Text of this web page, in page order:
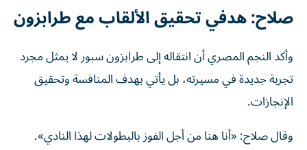
صلاح: هدفي تحقيق الألقاب مع طرابزون
وأكد النجم المصري أن انتقاله إلى طرابزون سبور لا يمثل مجرد
تجربة جديدة في مسيرته، بل يأتي بهدف المنافسة وتحقيق
الإنجازات.
وقال صلاح: «أنا هنا من أجل الفوز بالبطولات لهذا النادي».